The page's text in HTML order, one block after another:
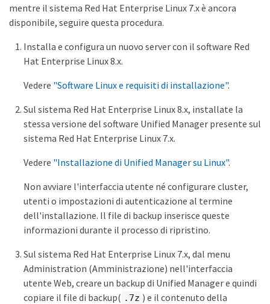
mentre il sistema Red Hat Enterprise Linux 7.x è ancora
disponibile, seguire questa procedura.
Installa e configura un nuovo server con il software Red
Hat Enterprise Linux 8.x.
Vedere "Software Linux e requisiti di installazione".
Sul sistema Red Hat Enterprise Linux 8.x, installate la
stessa versione del software Unified Manager presente sul
sistema Red Hat Enterprise Linux 7.x.
Vedere "Installazione di Unified Manager su Linux".
Non avviare l'interfaccia utente né configurare cluster,
utenti o impostazioni di autenticazione al termine
dell'installazione. Il file di backup inserisce queste
informazioni durante il processo di ripristino.
Sul sistema Red Hat Enterprise Linux 7.x, dal menu
Administration (Amministrazione) nell'interfaccia
utente Web, creare un backup di Unified Manager e quindi
copiare il file di backup( .7z ) e il contenuto della